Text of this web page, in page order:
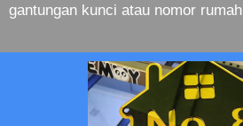
gantungan kunci atau nomor rumah